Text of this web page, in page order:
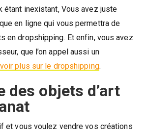
étant inexistant, Vous avez juste
en ligne qui vous permettra de
en dropshipping. Et enfin, vous avez
que l’on appel aussi un
plus sur le dropshipping.
des objets d’art
et vous voulez vendre vos créations